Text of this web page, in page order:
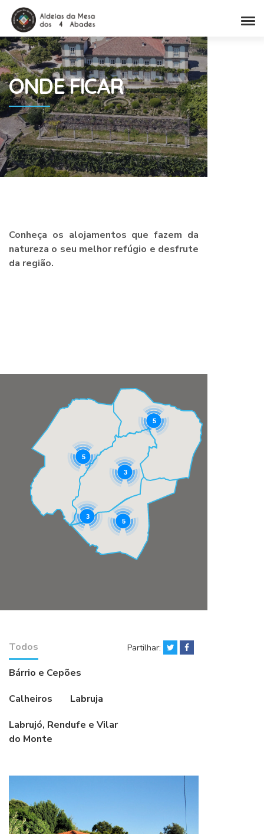
ONDEFICAR
Conheça os alojamentos que fazem da
natureza o seu melhor refúgio e desfrute
da região.
5
5
3
5
3
Partilhar:
Todos
Bárrio e Cepões
Calheiros
Labruja
Labrujó, Rendufe e Vilar
do Monte